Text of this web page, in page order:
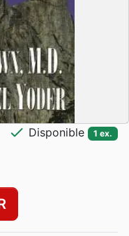
check Disponible 1 ex.